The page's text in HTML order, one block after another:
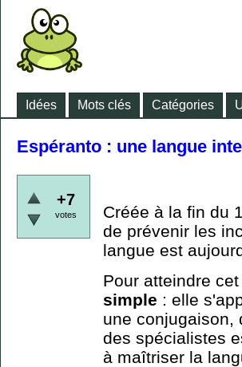
Idées Mots clés Catégories
Espéranto : une langue
+7
votes Créée à la fin du
de prévenir les
langue est
Pour atteindre
simple : elle
une conjugaison,
des spécialistes
à maîtriser la